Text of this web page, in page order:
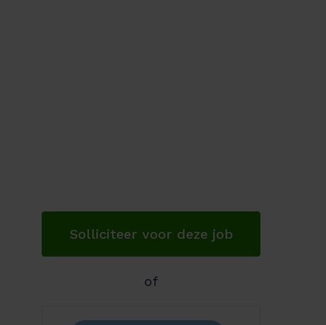
Solliciteer voor deze job
of